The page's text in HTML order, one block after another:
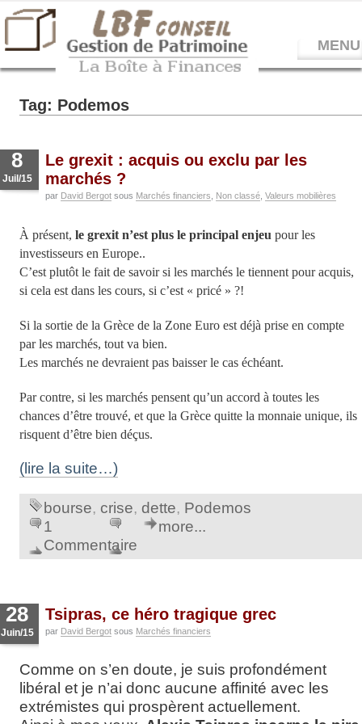
MENU
Tag: Podemos
8
Juil/15
Le grexit : acquis ou exclu par les
marchés ?
par David Bergot sous Marchés financiers Non classé Valeurs mobilières
À présent, le grexit n’est plus le principal enjeu pour les
investisseurs en Europe..
C’est plutôt le fait de savoir si les marchés le tiennent pour acquis,
si cela est dans les cours, si c’est « pricé » ?!
Si la sortie de la Grèce de la Zone Euro est déjà prise en compte
par les marchés, tout va bien.
Les marchés ne devraient pas baisser le cas échéant.
Par contre, si les marchés pensent qu’un accord à toutes les
chances d’être trouvé, et que la Grèce quitte la monnaie unique, ils
risquent d’être bien déçus.
(lire la suite…)
bourse, crise, dette, Podemos
1
Commentaire
more...
28
Juin/15
Tsipras, ce héro tragique grec
par David Bergot sous Marchés financiers
Comme on s’en doute, je suis profondément
libéral et je n’ai donc aucune affinité avec les
extrémistes qui prospèrent actuellement.